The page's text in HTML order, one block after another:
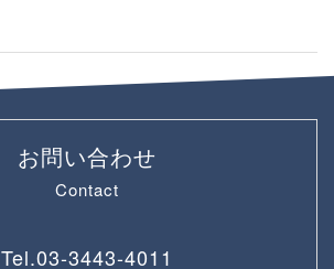
お問い合わせ
Contact
Tel.03-3443-4011